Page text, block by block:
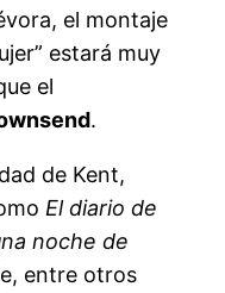
el montaje
estará muy
el
.
de Kent,
El diario de
noche de
entre otros